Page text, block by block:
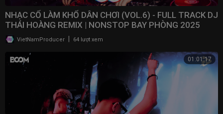
NHẠC CỔ LÀM KHỔ DÂN CHƠI (VOL.6) - FULL TRACK DJ
THÁI HOÀNG REMIX | NONSTOP BAY PHÒNG 2025
VietNamProducer | 64 lượt xem
01:01:17